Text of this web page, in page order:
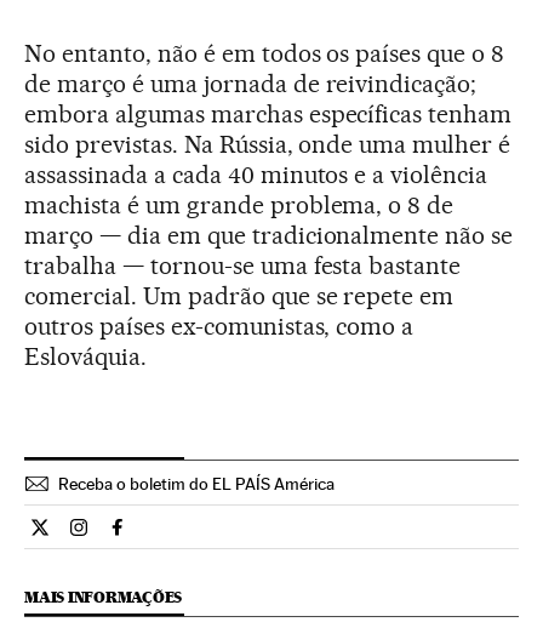
No entanto, não é em todos os países que o 8
de março é uma jornada de reivindicação;
embora algumas marchas específicas tenham
sido previstas. Na Rússia, onde uma mulher é
assassinada a cada 40 minutos e a violência
machista é um grande problema, o 8 de
março — dia em que tradicionalmente não se
trabalha — tornou-se uma festa bastante
comercial. Um padrão que se repete em
outros países ex-comunistas, como a
Eslováquia.
Receba o boletim do EL PAÍS América
Internacional El País Brasil en Twitter
Internacional El País Brasil en Instagram
Internacional El País Brasil en Facebook
MAIS INFORMAÇÕES